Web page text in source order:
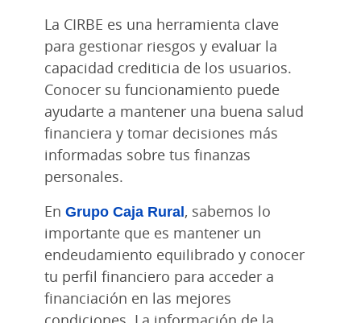
La CIRBE es una herramienta clave
para gestionar riesgos y evaluar la
capacidad crediticia de los usuarios.
Conocer su funcionamiento puede
ayudarte a mantener una buena salud
financiera y tomar decisiones más
informadas sobre tus finanzas
personales.
En Grupo Caja Rural, sabemos lo
importante que es mantener un
endeudamiento equilibrado y conocer
tu perfil financiero para acceder a
financiación en las mejores